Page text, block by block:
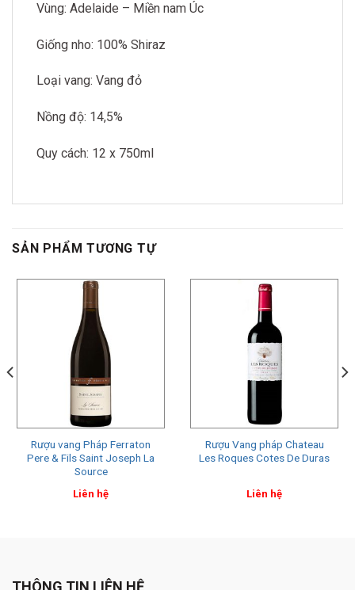
Vùng: Adelaide – Miền nam Úc
Giống nho: 100% Shiraz
Loại vang: Vang đỏ
Nồng độ: 14,5%
Quy cách: 12 x 750ml
SẢN PHẨM TƯƠNG TỰ
Rượu vang Pháp Ferraton
Pere & Fils Saint Joseph La
Source
Liên hệ
Rượu Vang pháp Chateau
Les Roques Cotes De Duras
Liên hệ
THÔNG TIN LIÊN HỆ